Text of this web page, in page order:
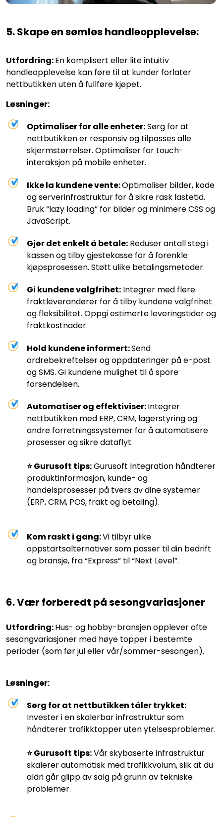
5. Skape en sømløs handleopplevelse:
Utfordring:En komplisert eller lite intuitiv
handleopplevelse kan føre til at kunder forlater
nettbutikken uten å fullføre kjøpet.
Løsninger:
Optimaliser for alle enheter:Sørg for at
nettbutikken er responsiv og tilpasses alle
skjermstørrelser. Optimaliser for touch-
interaksjon på mobile enheter.
Ikke la kundene vente:Optimaliser bilder, kode
og serverinfrastruktur for å sikre rask lastetid.
Bruk “lazy loading” for bilder og minimere CSS og
JavaScript.
Gjør det enkelt å betale: Reduser antall steg i
kassen og tilby gjestekasse for å forenkle
kjøpsprosessen. Støtt ulike betalingsmetoder.
Gi kundene valgfrihet: Integrer med flere
fraktleverandører for å tilby kundene valgfrihet
og fleksibilitet. Oppgi estimerte leveringstider og
fraktkostnader.
Hold kundene informert:Send
ordrebekreftelser og oppdateringer på e-post
og SMS. Gi kundene mulighet til å spore
forsendelsen.
Automatiser og effektiviser:Integrer
nettbutikken med ERP, CRM, lagerstyring og
andre forretningssystemer for å automatisere
prosesser og sikre dataflyt.
⭐️ Gurusoft tips:Gurusoft Integration håndterer
produktinformasjon, kunde- og
handelsprosesser på tvers av dine systemer
(ERP, CRM, POS, frakt og betaling).
Kom raskt i gang:Vi tilbyr ulike
oppstartsalternativer som passer til din bedrift
og bransje, fra “Express” til “Next Level”.
6. Vær forberedt på sesongvariasjoner
Utfordring:Hus- og hobby-bransjen opplever ofte
sesongvariasjoner med høye topper i bestemte
perioder (som før jul eller vår/sommer-sesongen).
Løsninger:
Sørg for at nettbutikken tåler trykket:
Invester i en skalerbar infrastruktur som
håndterer trafikktopper uten ytelsesproblemer.
⭐️ Gurusoft tips:Vår skybaserte infrastruktur
skalerer automatisk med trafikkvolum, slik at du
aldri går glipp av salg på grunn av tekniske
problemer.